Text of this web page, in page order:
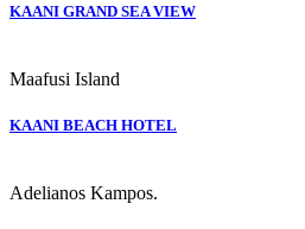
KAANI GRAND SEA VIEW
Maafusi Island
KAANI BEACH HOTEL
Adelianos Kampos.